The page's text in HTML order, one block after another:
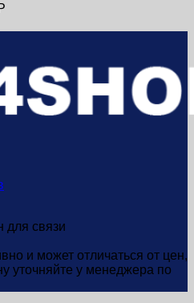
для связи
и может отличаться от цен,
уточняйте у менеджера по